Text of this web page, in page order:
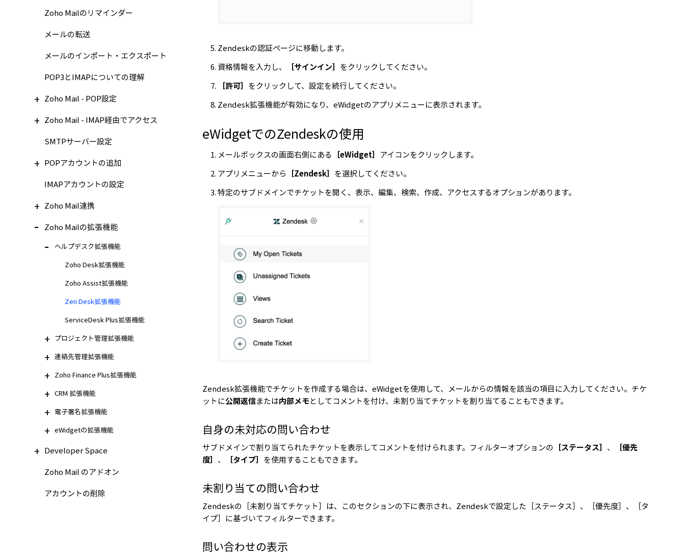
Zoho Mailのリマインダー
メールの転送
メールのインポート・エクスポート
POP3とIMAPについての理解
Zoho Mail - POP設定
Zoho Mail - IMAP経由でアクセス
SMTPサーバー設定
POPアカウントの追加
IMAPアカウントの設定
Zoho Mail連携
Zoho Mailの拡張機能
ヘルプデスク拡張機能
Zoho Desk拡張機能
Zoho Assist拡張機能
Zen Desk拡張機能
ServiceDesk Plus拡張機能
プロジェクト管理拡張機能
連絡先管理拡張機能
Zoho Finance Plus拡張機能
CRM 拡張機能
電子署名拡張機能
eWidgetの拡張機能
Developer Space
Zoho Mail のアドオン
アカウントの削除
Zendeskの認証ページに移動します。
資格情報を入力し、
［サインイン］ をクリックしてください。
［許可］ をクリックして、設定を続行してください。
Zendesk拡張機能が有効になり、eWidgetのアプリメニューに表示されます。
eWidgetでのZendeskの使用
メールボックスの画面右側にある ［eWidget］ アイコンをクリックします。
アプリメニューから ［Zendesk］ を選択してください。
特定のサブドメインでチケットを開く、表示、編集、検索、作成、アクセスするオプションがあります。
Zendesk拡張機能でチケットを作成する場合は、eWidgetを使用して、メールからの情報を該当の項目に入力してください。チケ
ットに公開返信または内部メモとしてコメントを付け、未割り当てチケットを割り当てることもできます。
自身の未対応の問い合わせ
サブドメインで割り当てられたチケットを表示してコメントを付けられます。フィルターオプションの ［ステータス］ 、
［優先
度］ 、 ［タイプ］ を使用することもできます。
未割り当ての問い合わせ
Zendeskの［未割り当てチケット］は、このセクションの下に表示され、Zendeskで設定した［ステータス］、［優先度］、［タ
イプ］に基づいてフィルターできます。
問い合わせの表示